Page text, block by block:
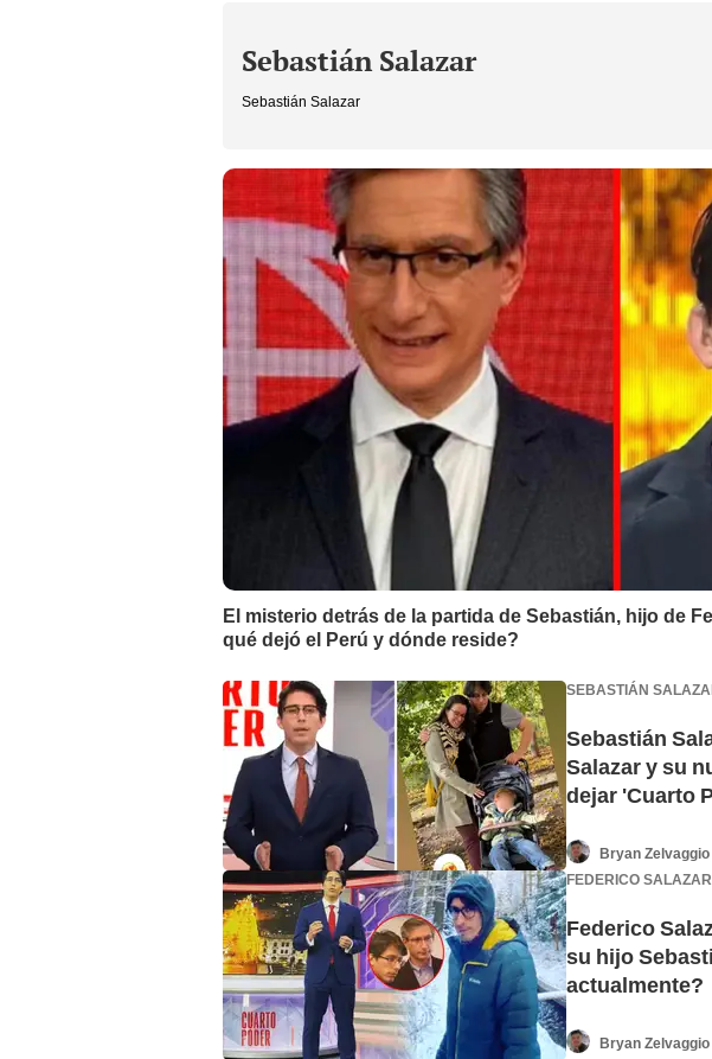
Sebastián Salazar
Sebastián Salazar
El misterio detrás de la partida de Sebastián, hijo de
qué dejó el Perú y dónde reside?
SEBASTIÁN
Sebastián
Salazar y su
dejar 'Cuarto
Bryan Zelvaggio
FEDERICO SALAZAR
Federico
su hijo
actualmente?
Bryan Zelvaggio